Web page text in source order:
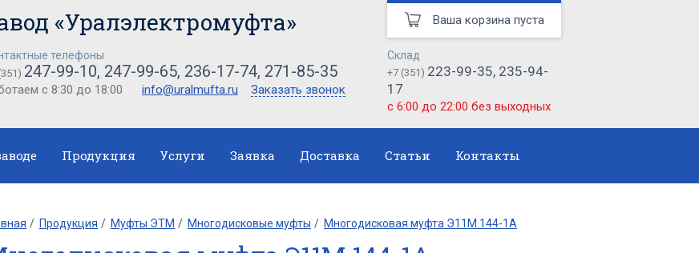
«Уралэлектромуфта»
телефоны
247-99-10, 247-99-65, 236-17-74, 271-85-35
с 8:30 до 18:00 info@uralmufta.ru Заказать звонок
Склад
+7 (351) 223-99-35, 235-94-
17
с 6:00 до 22:00 без выходных
Ваша корзина пуста
Продукция Услуги Заявка Доставка Статьи Контакты
Продукция Муфты ЭТМ Многодисковые муфты Многодисковая муфта Э11М 144-1А